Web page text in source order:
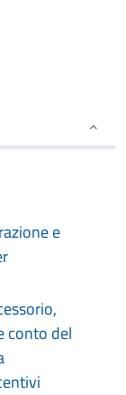
e
conto del